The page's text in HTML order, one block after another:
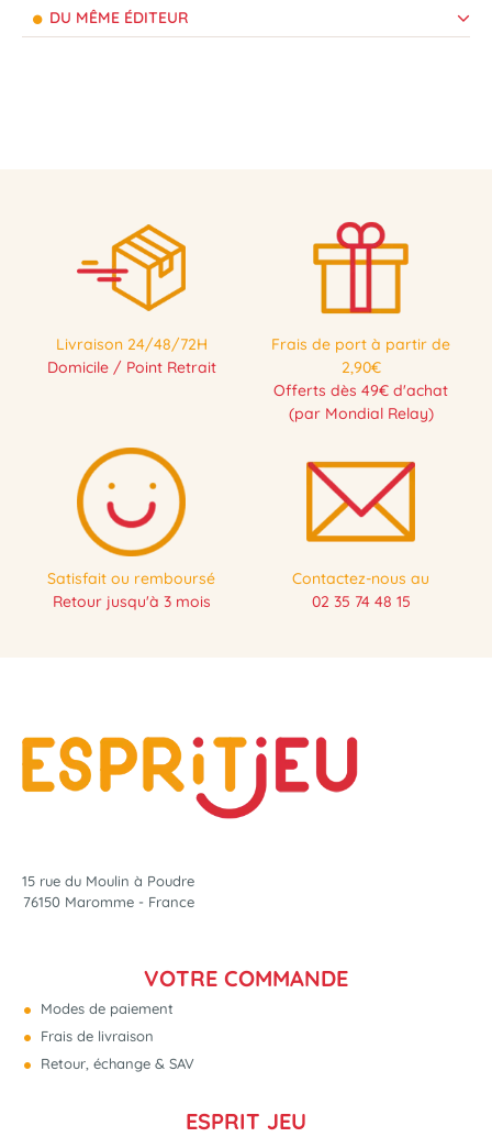
DU MÊME ÉDITEUR
Livraison 24/48/72H
Domicile / Point Retrait
Frais de port à partir de
2,90€
Offerts dès 49€ d'achat
(par Mondial Relay)
Satisfait ou remboursé
Retour jusqu'à 3 mois
Contactez-nous au
02 35 74 48 15
15 rue du Moulin à Poudre
76150 Maromme - France
VOTRE COMMANDE
Modes de paiement
Frais de livraison
Retour, échange & SAV
ESPRIT JEU